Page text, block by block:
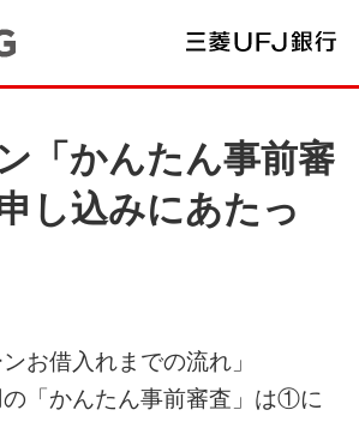
三
「かんたん事前審
し込みにあたっ
ンお借入れまでの流れ」
「かんたん事前審査」は①に